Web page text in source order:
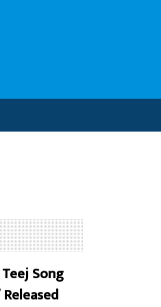
Teej Song